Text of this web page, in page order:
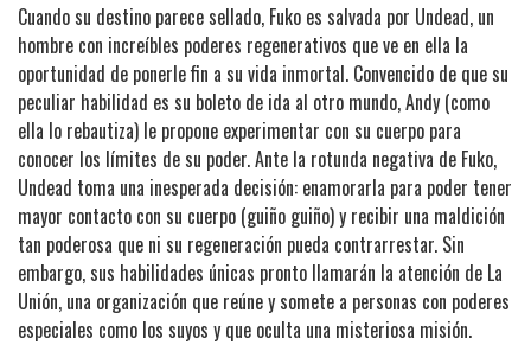
Cuando su destino parece sellado, Fuko es salvada por Undead, un
hombre con increíbles poderes regenerativos que ve en ella la
oportunidad de ponerle fin a su vida inmortal. Convencido de que su
peculiar habilidad es su boleto de ida al otro mundo, Andy (como
ella lo rebautiza) le propone experimentar con su cuerpo para
conocer los límites de su poder. Ante la rotunda negativa de Fuko,
Undead toma una inesperada decisión: enamorarla para poder tener
mayor contacto con su cuerpo (guiño guiño) y recibir una maldición
tan poderosa que ni su regeneración pueda contrarrestar. Sin
embargo, sus habilidades únicas pronto llamarán la atención de La
Unión, una organización que reúne y somete a personas con poderes
especiales como los suyos y que oculta una misteriosa misión.